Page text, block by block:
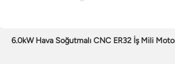
6.0kW Hava Soğutmalı CNC ER32 İş Mili